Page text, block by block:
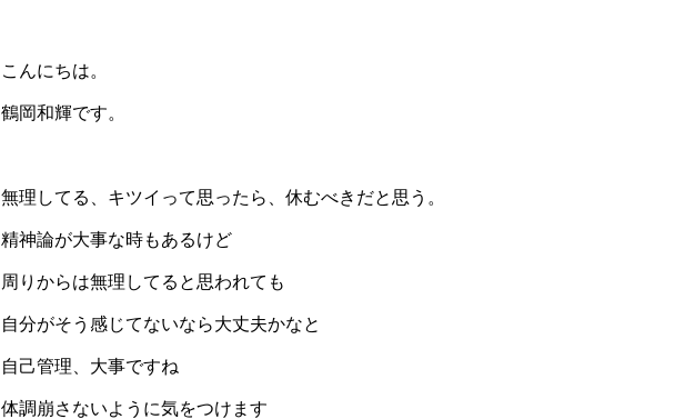
こんにちは。
鶴岡和輝です。
無理してる、キツイって思ったら、休むべきだと思う。
精神論が大事な時もあるけど
周りからは無理してると思われても
自分がそう感じてないなら大丈夫かなと
自己管理、大事ですね
体調崩さないように気をつけます